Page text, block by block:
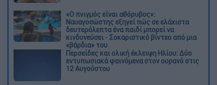
«Ο πνιγμός είναι αθόρυβος»:
Ναυαγοσώστης εξηγεί πώς σε ελάχιστα
δευτερόλεπτα ένα παιδί μπορεί να
κινδυνεύσει - Σοκαριστικό βίντεο από μια
«βάρδια» του
Περσείδες και ολική έκλειψη Ηλίου: Δύο
εντυπωσιακά φαινόμενα στον ουρανό στις
12 Αυγούστου